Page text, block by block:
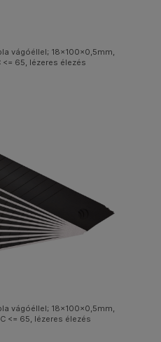
vágóéllel; 18×100×0,5mm,
<= 65, lézeres élezés
vágóéllel; 18×100×0,5mm,
<= 65, lézeres élezés